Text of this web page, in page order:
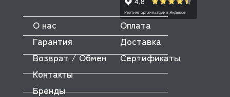
OLYMPIA
OMNIWASH
ORVED
О нас
Оплата
Гарантия
Доставка
Возврат / Обмен
Сертификаты
Контакты
Бренды